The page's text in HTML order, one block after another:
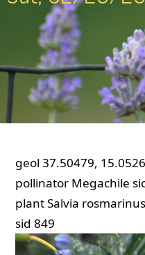
geol 37.50479,
pollinator Megachile
plantSalvia rosmarinus
sid 849